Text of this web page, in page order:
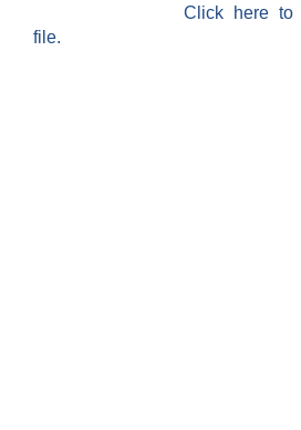
Click here to
file.